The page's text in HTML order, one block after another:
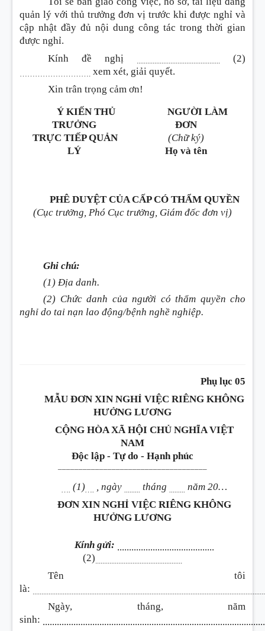
quản lý với thủ trưởng đơn vị trước khi được nghỉ và
cập nhật đầy đủ nội dung công tác trong thời gian
được nghỉ.
Kính đề nghị
(2)
xem xét, giải quyết.
Xin trân trọng cảm ơn!
Ý KIẾN THỦ
TRƯỞNG
TRỰC TIẾP QUẢN
LÝ
NGƯỜI LÀM
ĐƠN
(Chữ ký)
Họ và tên
PHÊ DUYỆT CỦA CẤP CÓ THẨM QUYỀN
(Cục trưởng, Phó Cục trưởng, Giám đốc đơn vị)
Ghi chú:
(1) Địa danh.
(2) Chức danh của người có thẩm quyền cho
nghỉ do tai nạn lao động/bệnh nghề nghiệp.
Phụ lục 05
MẪU ĐƠN XIN NGHỈ VIỆC RIÊNG KHÔNG
HƯỞNG LƯƠNG
CỘNG HÒA XÃ HỘI CHỦ NGHĨA VIỆT
NAM
Độc lập - Tự do - Hạnh phúc
(1) , ngày tháng
năm 20…
ĐƠN XIN NGHỈ VIỆC RIÊNG KHÔNG
HƯỞNG LƯƠNG
Kính gửi: .........................................
(2)
Tên tôi
là:
Ngày, tháng, năm
sinh: